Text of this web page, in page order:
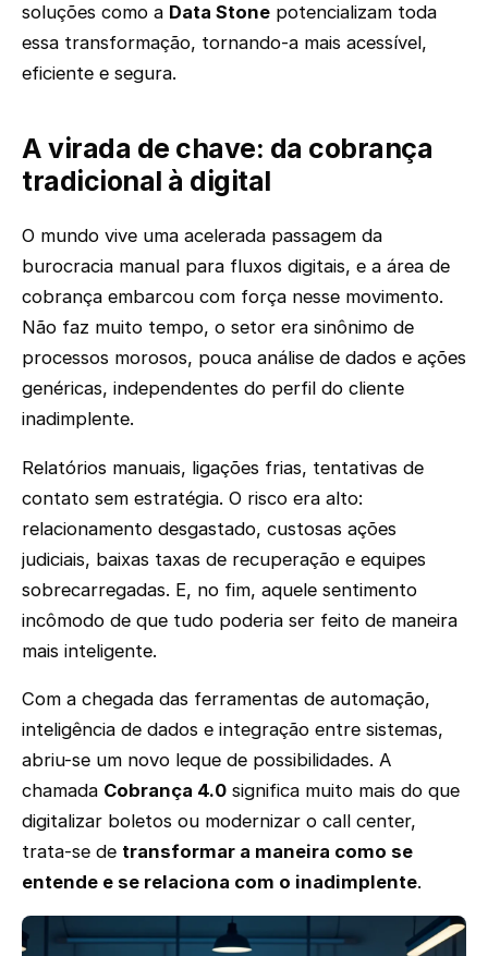
soluções como a Data Stone potencializam toda
essa transformação, tornando-a mais acessível,
eficiente e segura.
A virada de chave: da cobrança
tradicional à digital
O mundo vive uma acelerada passagem da
burocracia manual para fluxos digitais, e a área de
cobrança embarcou com força nesse movimento.
Não faz muito tempo, o setor era sinônimo de
processos morosos, pouca análise de dados e ações
genéricas, independentes do perfil do cliente
inadimplente.
Relatórios manuais, ligações frias, tentativas de
contato sem estratégia. O risco era alto:
relacionamento desgastado, custosas ações
judiciais, baixas taxas de recuperação e equipes
sobrecarregadas. E, no fim, aquele sentimento
incômodo de que tudo poderia ser feito de maneira
mais inteligente.
Com a chegada das ferramentas de automação,
inteligência de dados e integração entre sistemas,
abriu-se um novo leque de possibilidades. A
chamada Cobrança 4.0 significa muito mais do que
digitalizar boletos ou modernizar o call center,
trata-se de transformar a maneira como se
entende e se relaciona com o inadimplente.